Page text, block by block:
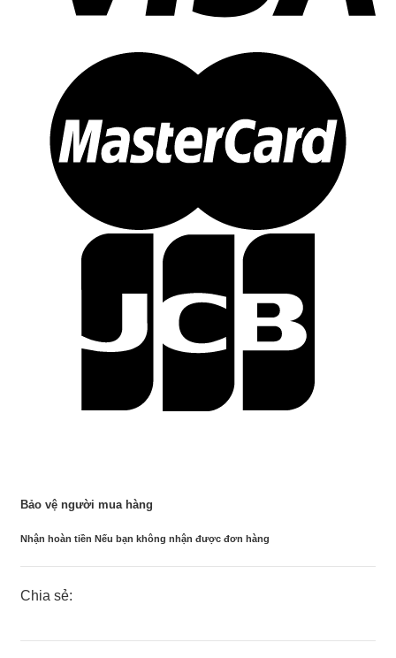
Bảo vệ người mua hàng
Nhận hoàn tiền Nếu bạn không nhận được đơn hàng
Chia sẻ: